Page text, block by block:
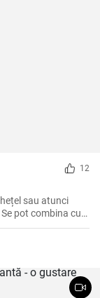
12
sau atunci
pot combina cu
de gustul